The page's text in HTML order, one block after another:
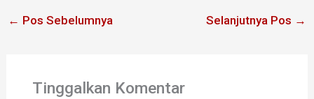
← Pos Sebelumnya Selanjutnya Pos →
Tinggalkan Komentar